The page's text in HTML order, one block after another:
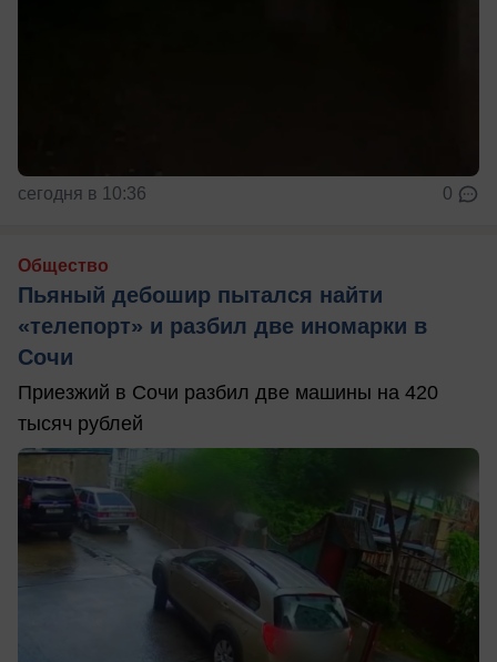
сегодня в 10:36 0
Общество
Пьяный дебошир пытался найти
«телепорт» и разбил две иномарки в
Сочи
Приезжий в Сочи разбил две машины на 420
тысяч рублей